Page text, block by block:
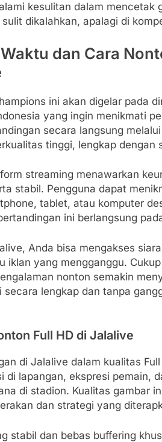
kesulitan dalam mencetak
dikalahkan, apalagi di
dan Cara
ini akan digelar pada
yang ingin menikmati
secara langsung melalui
tinggi, lengkap dengan
streaming menawarkan
stabil. Pengguna dapat
tablet, atau komputer
ini berlangsung
Anda bisa mengakses
iklan yang mengganggu.
nonton semakin
secara lengkap dan tanpa
Full HD di Jalalive
di Jalalive dalam kualitas
di lapangan, ekspresi pemain,
di stadion. Kualitas gambar
dan strategi yang
stabil dan bebas buffering